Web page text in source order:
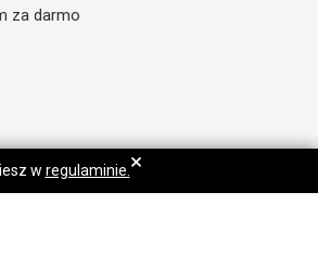
za darmo
w regulaminie. ×